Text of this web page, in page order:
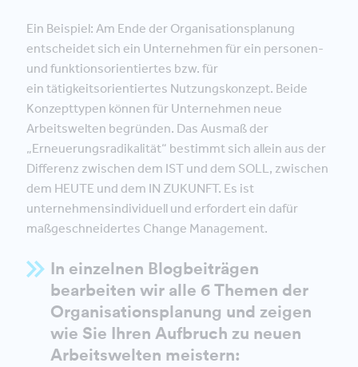
Ein Beispiel: Am Ende der Organisationsplanung
entscheidet sich ein Unternehmen für ein personen-
und funktionsorientiertes bzw. für
ein tätigkeitsorientiertes Nutzungskonzept. Beide
Konzepttypen können für Unternehmen neue
Arbeitswelten begründen. Das Ausmaß der
„Erneuerungsradikalität“ bestimmt sich allein aus der
Differenz zwischen dem IST und dem SOLL, zwischen
dem HEUTE und dem IN ZUKUNFT. Es ist
unternehmensindividuell und erfordert ein dafür
maßgeschneidertes Change Management.
In einzelnen Blogbeiträgen
bearbeiten wir alle 6 Themen der
Organisationsplanung und zeigen
wie Sie Ihren Aufbruch zu neuen
Arbeitswelten meistern: